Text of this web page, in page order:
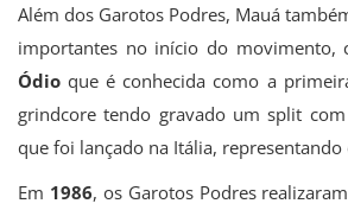
Além dos Garotos Podres, Mauá
importantes no início do movimento,
Ódioque é conhecida como a
grindcore tendo gravado um split
que foi lançado na Itália,
Em 1986, os Garotos Podres